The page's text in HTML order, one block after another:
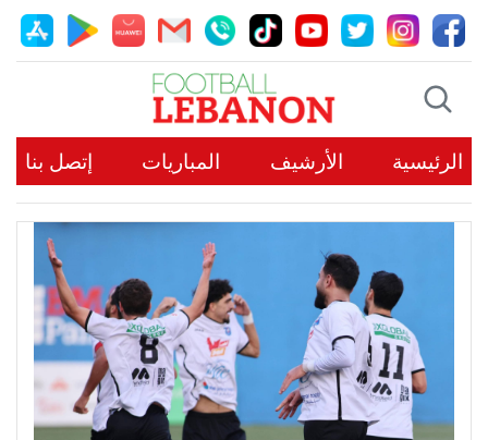
الرئيسية الأرشيف المباريات إتصل بنا